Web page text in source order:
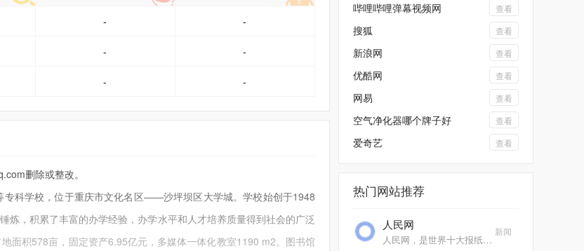
- -
- -
- -
删除或整改。
科学校，位于重庆市文化名区——沙坪坝区大学城。学校始创于1948
，积累了丰富的办学经验，办学水平和人才培养质量得到社会的广泛
面积578亩，固定资产6.95亿元，多媒体一体化教室1190 m2。图书馆
哔哩哔哩弹幕视频网 查看
搜狐 查看
新浪网 查看
优酷网 查看
网易 查看
空气净化器哪个牌子好 查看
爱奇艺 查看
热门网站推荐
人民网
人民网，是世界十大报纸之一《人民日报》建设的以新闻为主的大型网上信息发布平台，也是互联网上最大的中文和多语种新闻网站之一。作为国家重点新闻网站，人民网以新闻报道...
新闻